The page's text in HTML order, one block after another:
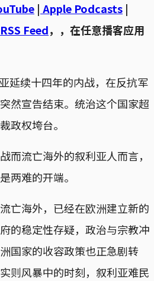
| Apple Podcasts |
RSS Feed，，在任意播客应用
延续十四年的内战，在反抗军
然宣告结束。统治这个国家超
政权垮台。
而流亡海外的叙利亚人而言，
两难的开端。
亡海外，已经在欧洲建立新的
的稳定性存疑，政治与宗教冲
国家的收容政策也正急剧转
则风暴中的时刻，叙利亚难民